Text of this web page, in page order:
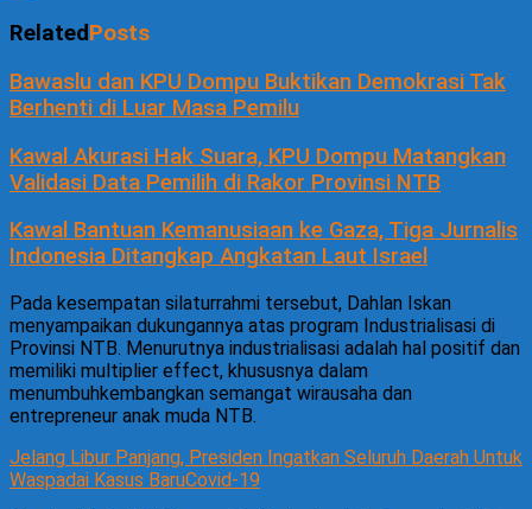
RelatedPosts
Bawaslu dan KPU Dompu Buktikan Demokrasi Tak
Berhenti di Luar Masa Pemilu
Kawal Akurasi Hak Suara, KPU Dompu Matangkan
Validasi Data Pemilih di Rakor Provinsi NTB
Kawal Bantuan Kemanusiaan ke Gaza, Tiga Jurnalis
Indonesia Ditangkap Angkatan Laut Israel
Pada kesempatan silaturrahmi tersebut, Dahlan Iskan
menyampaikan dukungannya atas program Industrialisasi di
Provinsi NTB. Menurutnya industrialisasi adalah hal positif dan
memiliki multiplier effect, khususnya dalam
menumbuhkembangkan semangat wirausaha dan
entrepreneur anak muda NTB.
Jelang Libur Panjang, Presiden Ingatkan Seluruh Daerah Untuk
Waspadai Kasus BaruCovid-19